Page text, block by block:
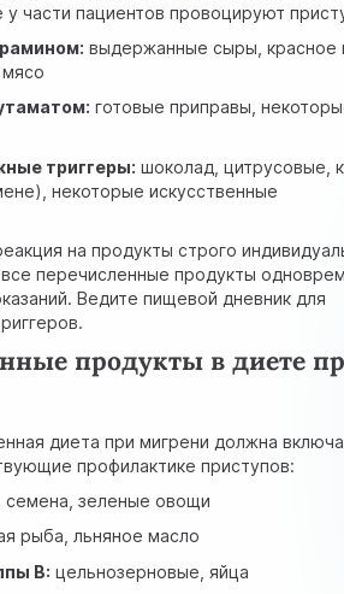
у части пациентов провоцируют
выдержанные сыры, красное
готовые приправы,
триггеры: шоколад, цитрусовые,
некоторые искусственные
на продукты строго
перечисленные продукты
Ведите пищевой дневник для
продукты в диете
диета при мигрени должна
профилактике приступов:
семена, зеленые овощи
рыба, льняное масло
B: цельнозерновые, яйца